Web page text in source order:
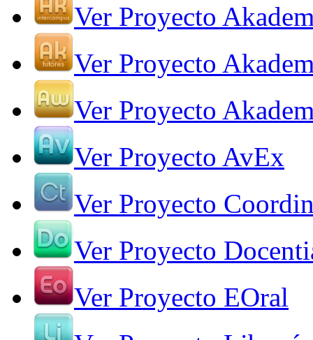
Ver Proyecto
Ver Proyecto
Ver Proyecto
Ver Proyecto AvEx
Ver Proyecto
Ver Proyecto
Ver Proyecto EOral